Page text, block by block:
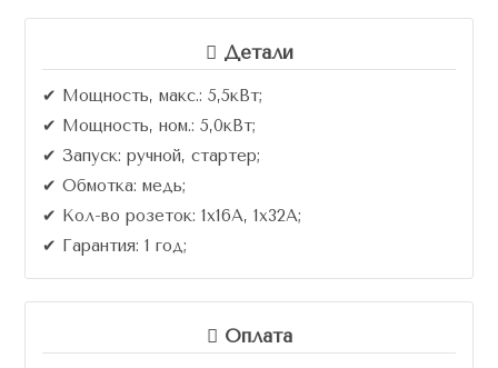
Детали
✔ Мощность, макс.: 5,5кВт;
✔ Мощность, ном.: 5,0кВт;
✔ Запуск: ручной, стартер;
✔ Обмотка: медь;
✔ Кол-во розеток: 1х16A, 1х32А;
✔ Гарантия: 1 год;
Оплата